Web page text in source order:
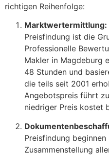
richtigen Reihenfolge:
Marktwertermittlung:
Preisfindung ist die
Professionelle
Makler in Magdeburg
48 Stunden und
die teils seit 2001
Angebotspreis führt
niedriger Preis kostet
Preisfindung
Zusammenstellung